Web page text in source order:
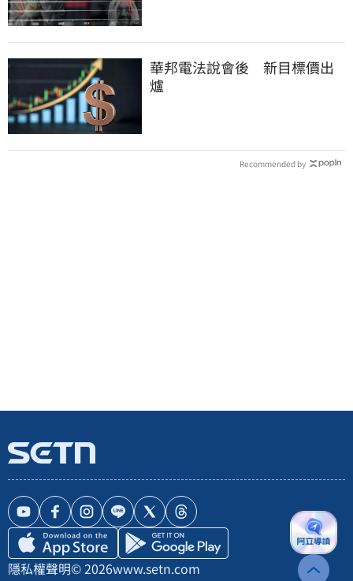
華邦電法說會後 新目標價出
爐
Recommended by
隱私權聲明© 2026www.setn.com